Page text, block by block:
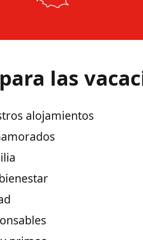
las
alojamientos